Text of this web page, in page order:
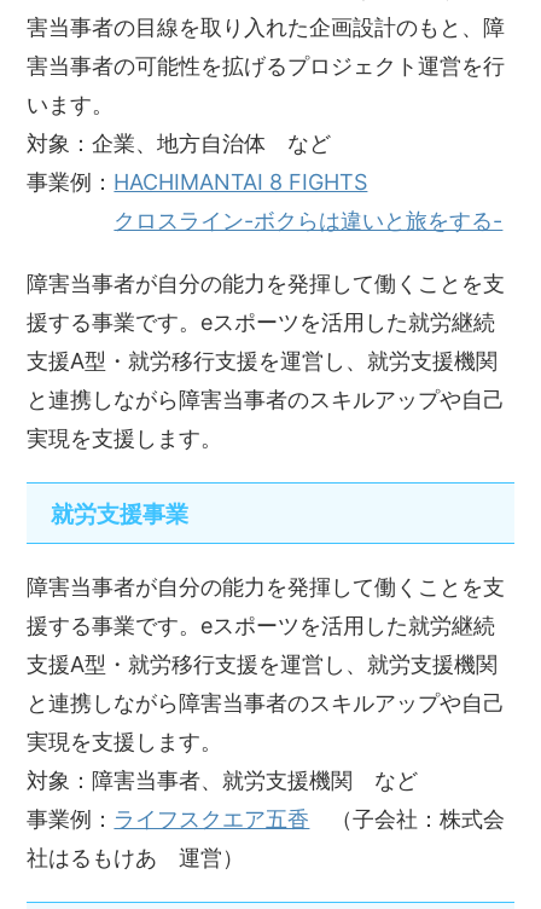
害当事者の目線を取り入れた企画設計のもと、障
害当事者の可能性を拡げるプロジェクト運営を行
います。
対象：企業、地方自治体 など
事業例： HACHIMANTAI 8 FIGHTS
クロスライン-ボクらは違いと旅をする-
障害当事者が自分の能力を発揮して働くことを支
援する事業です。eスポーツを活用した就労継続
支援A型・就労移行支援を運営し、就労支援機関
と連携しながら障害当事者のスキルアップや自己
実現を支援します。
就労支援事業
障害当事者が自分の能力を発揮して働くことを支
援する事業です。eスポーツを活用した就労継続
支援A型・就労移行支援を運営し、就労支援機関
と連携しながら障害当事者のスキルアップや自己
実現を支援します。
対象：障害当事者、就労支援機関 など
事業例： ライフスクエア五香 （子会社：株式会
社はるもけあ 運営）